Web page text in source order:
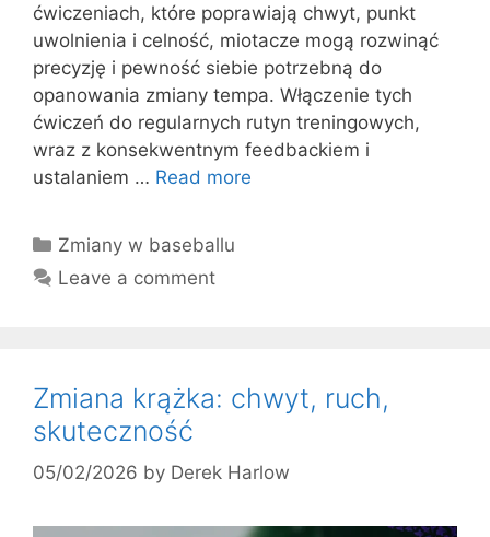
ćwiczeniach, które poprawiają chwyt, punkt
uwolnienia i celność, miotacze mogą rozwinąć
precyzję i pewność siebie potrzebną do
opanowania zmiany tempa. Włączenie tych
ćwiczeń do regularnych rutyn treningowych,
wraz z konsekwentnym feedbackiem i
ustalaniem … Read more
Categories
Zmiany w baseballu
Leave a comment
Zmiana krążka: chwyt, ruch,
skuteczność
05/02/2026 by Derek Harlow